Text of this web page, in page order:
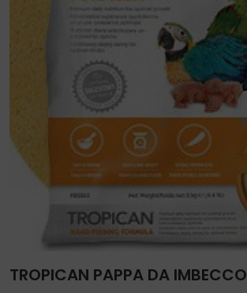
TROPICAN PAPPA DA IMBECCO